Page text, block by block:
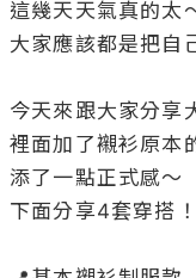
這幾天天氣真的太
大家應該都是把自
今天來跟大家分享
裡面加了襯衫原本
添了一點正式感～
下面分享4套穿搭！